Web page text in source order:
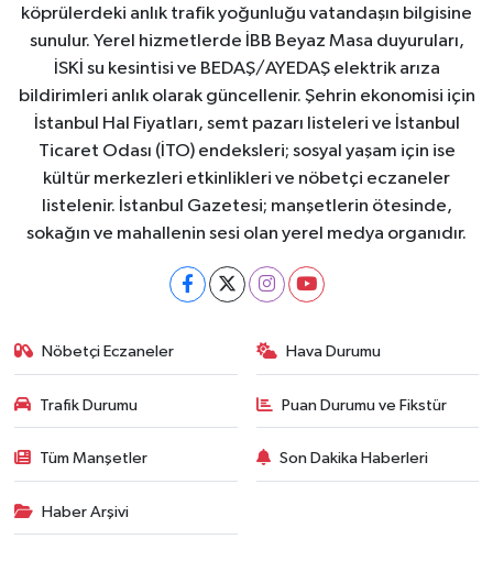
köprülerdeki anlık trafik yoğunluğu vatandaşın bilgisine
sunulur. Yerel hizmetlerde İBB Beyaz Masa duyuruları,
İSKİ su kesintisi ve BEDAŞ/AYEDAŞ elektrik arıza
bildirimleri anlık olarak güncellenir. Şehrin ekonomisi için
İstanbul Hal Fiyatları, semt pazarı listeleri ve İstanbul
Ticaret Odası (İTO) endeksleri; sosyal yaşam için ise
kültür merkezleri etkinlikleri ve nöbetçi eczaneler
listelenir. İstanbul Gazetesi; manşetlerin ötesinde,
sokağın ve mahallenin sesi olan yerel medya organıdır.
Nöbetçi Eczaneler Hava Durumu
Trafik Durumu Puan Durumu ve Fikstür
Tüm Manşetler Son Dakika Haberleri
Haber Arşivi